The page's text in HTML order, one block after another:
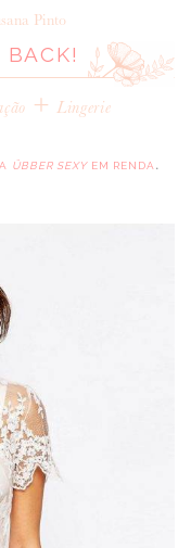
Pinto
BACK!
+Lingerie
ÜBBER SEXYEM RENDA .